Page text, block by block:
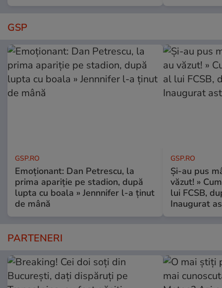
GSP
GSP.RO
Emoționant: Dan Petrescu, la
prima apariție pe stadion, după
lupta cu boala » Jennnifer l-a ținut
de mână
GSP.RO
Și-au pus
văzut! »
lui FCSB,
Inaugurat
PARTENERI